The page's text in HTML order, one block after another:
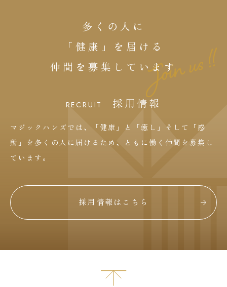
多くの人に
「健康」を 届ける
仲間を 募集しています
RECRUIT 採用情報
マジックハンズでは、「健康」と「癒し」そして「感
動」を多くの人に届けるため、ともに働く仲間を募集し
ています。
採用情報はこちら